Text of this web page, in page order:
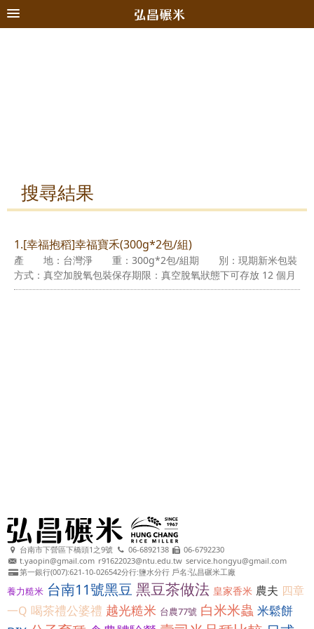
搜尋結果
1.[幸福抱稻]幸福寶禾(300g*2包/組)
產 地：台灣淨 重：300g*2包/組期 別：現期新米包裝
方式：真空加脫氧包裝保存期限：真空脫氧狀態下可存放 12 個月
台南市下營區下橋頭1之9號 06-6892138
06-6792230
t.yaopin@gmail.com r91622023@ntu.edu.tw service.hongyu@gmail.com
第一銀行(007):621-10-026542分行:鹽水分行 戶名:弘昌碾米工廠
養力糙米 台南11號黑豆 黑豆茶做法 皇家香米 農夫 四章
一Q 喝茶禮公婆禮 越光糙米 台農77號 白米米蟲 米鬆餅